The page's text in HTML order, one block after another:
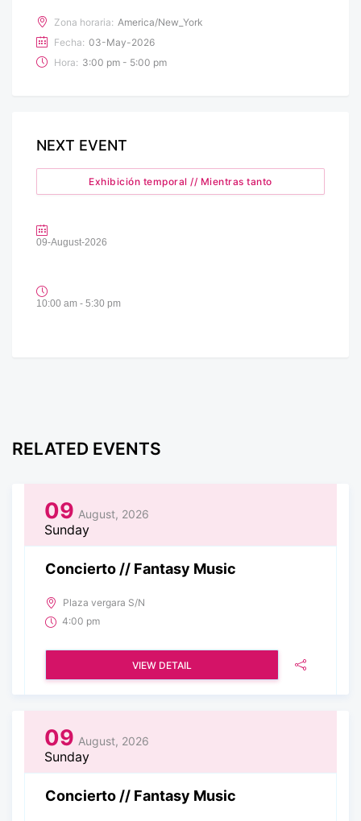
Zona horaria: America/New_York
Fecha: 03-May-2026
Hora: 3:00 pm - 5:00 pm
NEXT EVENT
Exhibición temporal // Mientras tanto
09-August-2026
10:00 am - 5:30 pm
RELATED EVENTS
09 August, 2026
Sunday
Concierto // Fantasy Music
Plaza vergara S/N
4:00 pm
VIEW DETAIL
09 August, 2026
Sunday
Concierto // Fantasy Music